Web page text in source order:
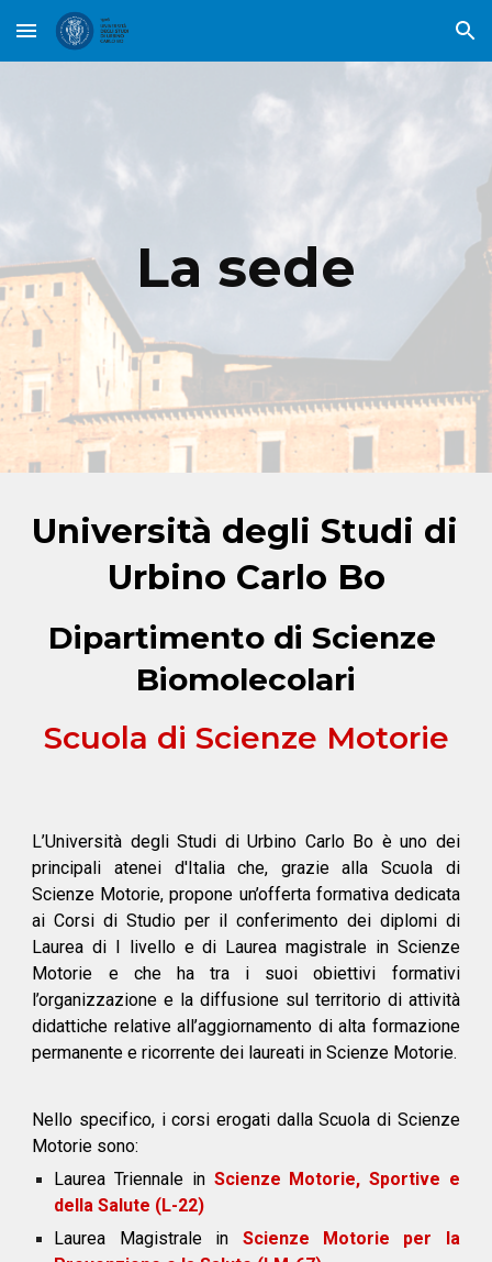
Skip to main content Skip to navigation
La sede
Università degli Studi di
Urbino Carlo Bo
Dipartimento di Scienze
Biomolecolari
Scuola di Scienze Motorie
L’Università degli Studi di Urbino Carlo Bo è uno dei
principali atenei d'Italia che, grazie alla Scuola di
Scienze Motorie, propone un’offerta formativa dedicata
ai Corsi di Studio per il conferimento dei diplomi di
Laurea di I livello e di Laurea magistrale in Scienze
Motorie e che ha tra i suoi obiettivi formativi
l’organizzazione e la diffusione sul territorio di attività
didattiche relative all’aggiornamento di alta formazione
permanente e ricorrente dei laureati in Scienze Motorie.
Nello specifico, i corsi erogati dalla Scuola di Scienze
Motorie sono:
Laurea Triennale in Scienze Motorie, Sportive e
della Salute (L-22)
Laurea Magistrale in Scienze Motorie per la